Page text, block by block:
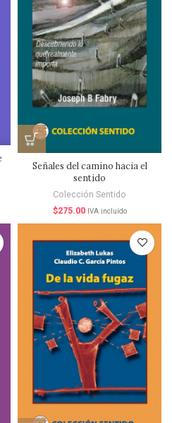
Señales del camino hacia el
sentido
Colección Sentido
$275.00 IVA incluído